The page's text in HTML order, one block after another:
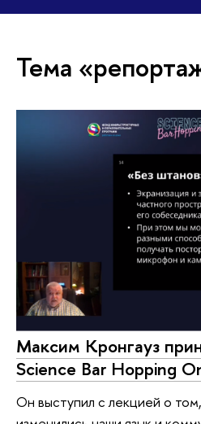
Тема
Максим Кронгауз
Science Bar Hopping
Он выступил с лекцией о